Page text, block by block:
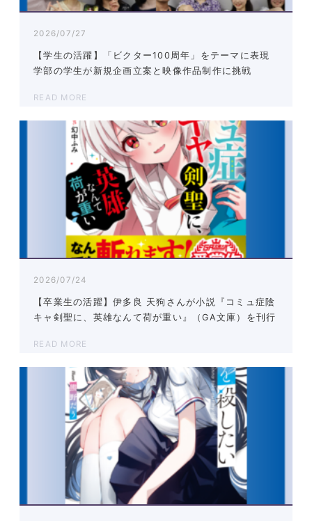
2026/07/27
【学生の活躍】「ビクター100周年」をテーマに表現
学部の学生が新規企画立案と映像作品制作に挑戦
READ MORE
2026/07/24
【卒業生の活躍】伊多良 天狗さんが小説『コミュ症陰
キャ剣聖に、英雄なんて荷が重い』（GA文庫）を刊行
READ MORE